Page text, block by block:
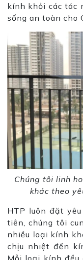
kính khỏi các tác
sống an toàn cho
Chúng tôi linh
khác theo
HTP luôn đặt
tiên, chúng tôi
nhiều loại kính
chịu nhiệt đến
Mỗi loại kính